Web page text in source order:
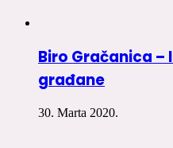
Biro Gračanica
građane
30. Marta 2020.